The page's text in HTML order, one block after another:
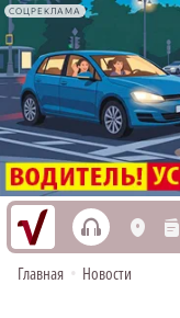
СОЦРЕКЛАМА
h L n
Главная • Новости